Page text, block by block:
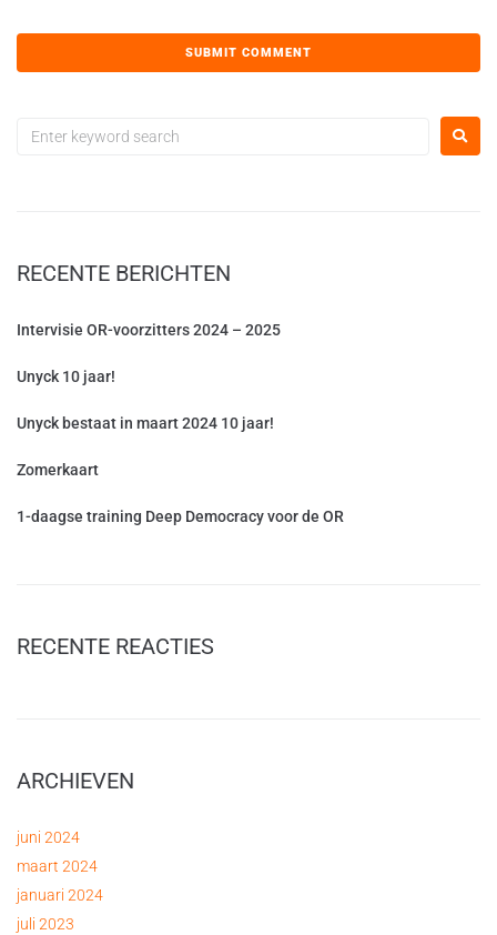
RECENTE BERICHTEN
Intervisie OR-voorzitters 2024 – 2025
Unyck 10 jaar!
Unyck bestaat in maart 2024 10 jaar!
Zomerkaart
1-daagse training Deep Democracy voor de OR
RECENTE REACTIES
ARCHIEVEN
juni 2024
maart 2024
januari 2024
juli 2023